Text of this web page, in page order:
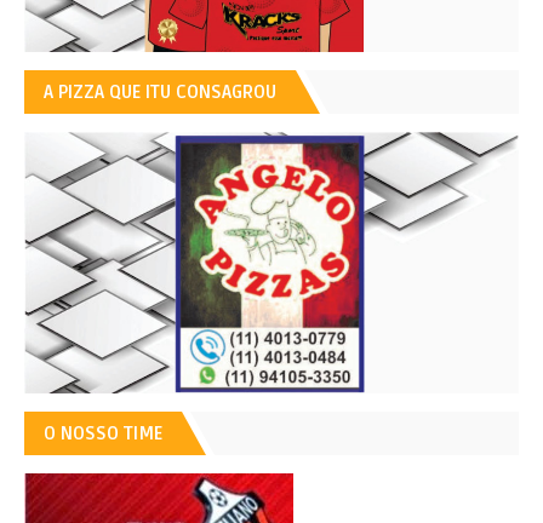
A PIZZA QUE ITU CONSAGROU
O NOSSO TIME